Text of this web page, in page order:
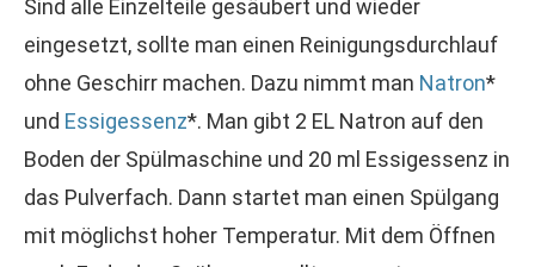
Sind alle Einzelteile gesäubert und wieder
eingesetzt, sollte man einen Reinigungsdurchlauf
ohne Geschirr machen. Dazu nimmt man Natron*
und Essigessenz*. Man gibt 2 EL Natron auf den
Boden der Spülmaschine und 20 ml Essigessenz in
das Pulverfach. Dann startet man einen Spülgang
mit möglichst hoher Temperatur. Mit dem Öffnen